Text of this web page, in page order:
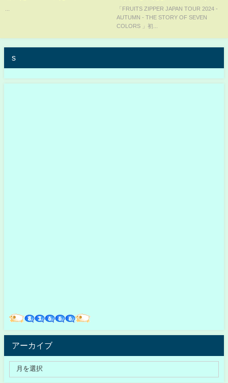
ナ公演開催決定！
「FRUITS ZIPPER JAPAN TOUR 2024 -
AUTUMN - THE STORY OF SEVEN
COLORS 」初...
s
アーカイブ